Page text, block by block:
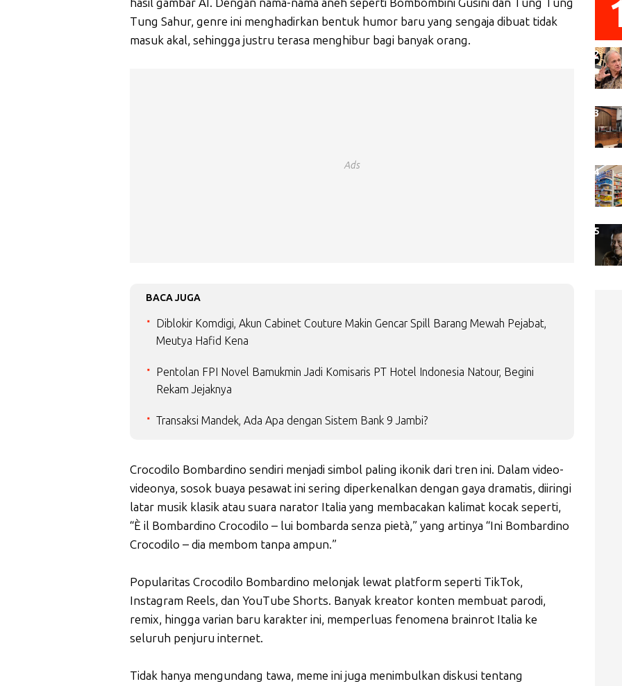
Tung Sahur, genre ini menghadirkan bentuk humor baru yang sengaja dibuat tidak
masuk akal, sehingga justru terasa menghibur bagi banyak orang.
Ads
BACA JUGA
Diblokir Komdigi, Akun Cabinet Couture Makin Gencar Spill Barang Mewah Pejabat,
Meutya Hafid Kena
Pentolan FPI Novel Bamukmin Jadi Komisaris PT Hotel Indonesia Natour, Begini
Rekam Jejaknya
Transaksi Mandek, Ada Apa dengan Sistem Bank 9 Jambi?
Crocodilo Bombardino sendiri menjadi simbol paling ikonik dari tren ini. Dalam video-
videonya, sosok buaya pesawat ini sering diperkenalkan dengan gaya dramatis, diiringi
latar musik klasik atau suara narator Italia yang membacakan kalimat kocak seperti,
“È il Bombardino Crocodilo – lui bombarda senza pietà,” yang artinya “Ini Bombardino
Crocodilo – dia membom tanpa ampun.”
Popularitas Crocodilo Bombardino melonjak lewat platform seperti TikTok,
Instagram Reels, dan YouTube Shorts. Banyak kreator konten membuat parodi,
remix, hingga varian baru karakter ini, memperluas fenomena brainrot Italia ke
seluruh penjuru internet.
Tidak hanya mengundang tawa, meme ini juga menimbulkan diskusi tentang